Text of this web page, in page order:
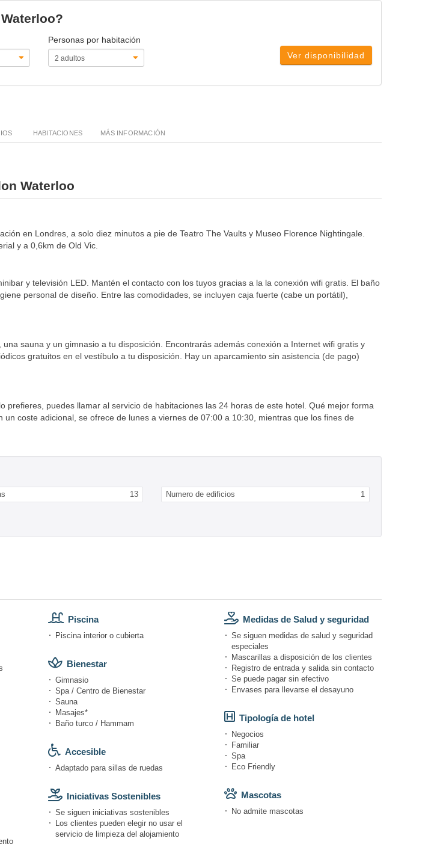
Personas por habitación
Ver disponibilidad
HABITACIONES MÁS INFORMACIÓN
Waterloo
en Londres, a solo diez minutos a pie de Teatro The Vaults y Museo Florence Nightingale.
y a 0,6km de Old Vic.
y televisión LED. Mantén el contacto con los tuyos gracias a la la conexión wifi gratis. El baño
personal de diseño. Entre las comodidades, se incluyen caja fuerte (cabe un portátil),
sauna y un gimnasio a tu disposición. Encontrarás además conexión a Internet wifi gratis y
gratuitos en el vestíbulo a tu disposición. Hay un aparcamiento sin asistencia (de pago)
puedes llamar al servicio de habitaciones las 24 horas de este hotel. Qué mejor forma
coste adicional, se ofrece de lunes a viernes de 07:00 a 10:30, mientras que los fines de
13 Numero de edificios 1
Piscina
Piscina interior o cubierta
Bienestar
Gimnasio
Spa / Centro de Bienestar
Sauna
Masajes*
Baño turco / Hammam
Accesible
Adaptado para sillas de ruedas
Iniciativas Sostenibles
Se siguen iniciativas sostenibles
Los clientes pueden elegir no usar el
servicio de limpieza del alojamiento
Medidas de Salud y seguridad
Se siguen medidas de salud y seguridad
especiales
Mascarillas a disposición de los clientes
Registro de entrada y salida sin contacto
Se puede pagar sin efectivo
Envases para llevarse el desayuno
Tipología de hotel
Negocios
Familiar
Spa
Eco Friendly
Mascotas
No admite mascotas